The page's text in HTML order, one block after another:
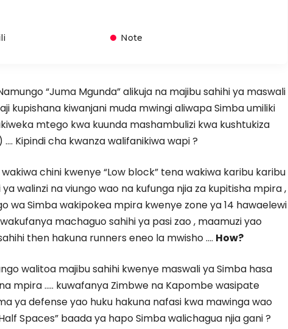
Note
“Juma Mgunda” alikuja na majibu sahihi ya maswali
kupishana kiwanjani muda mwingi aliwapa Simba umiliki
mtego kwa kuunda mashambulizi kwa kushtukiza
Kipindi cha kwanza walifanikiwa wapi ?
chini kwenye “Low block” tena wakiwa karibu karibu
walinzi na viungo wao na kufunga njia za kupitisha mpira ,
wa Simba wakipokea mpira kwenye zone ya 14 hawaelewi
machaguo sahihi ya pasi zao , maamuzi yao
then hakuna runners eneo la mwisho …. How?
walitoa majibu sahihi kwenye maswali ya Simba hasa
mpira ….. kuwafanya Zimbwe na Kapombe wasipate
ya defense yao huku hakuna nafasi kwa mawinga wao
Spaces” baada ya hapo Simba walichagua njia gani ?